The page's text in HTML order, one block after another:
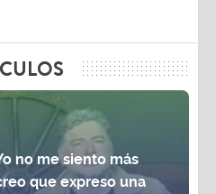
no me siento más
que expreso una